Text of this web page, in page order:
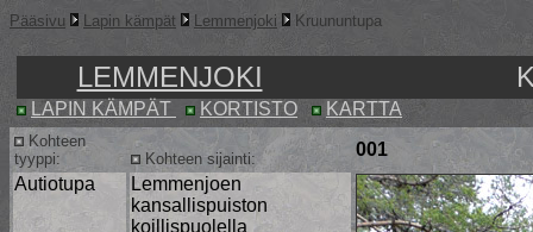
Pääsivu Lapin kämpät Lemmenjoki Kruununtupa
LEMMENJOKI
LAPIN KÄMPÄT KORTISTO KARTTA
Kohteen
tyyppi:
Kohteen sijainti:
001
Autiotupa
Lemmenjoen
kansallispuiston
koillispuolella